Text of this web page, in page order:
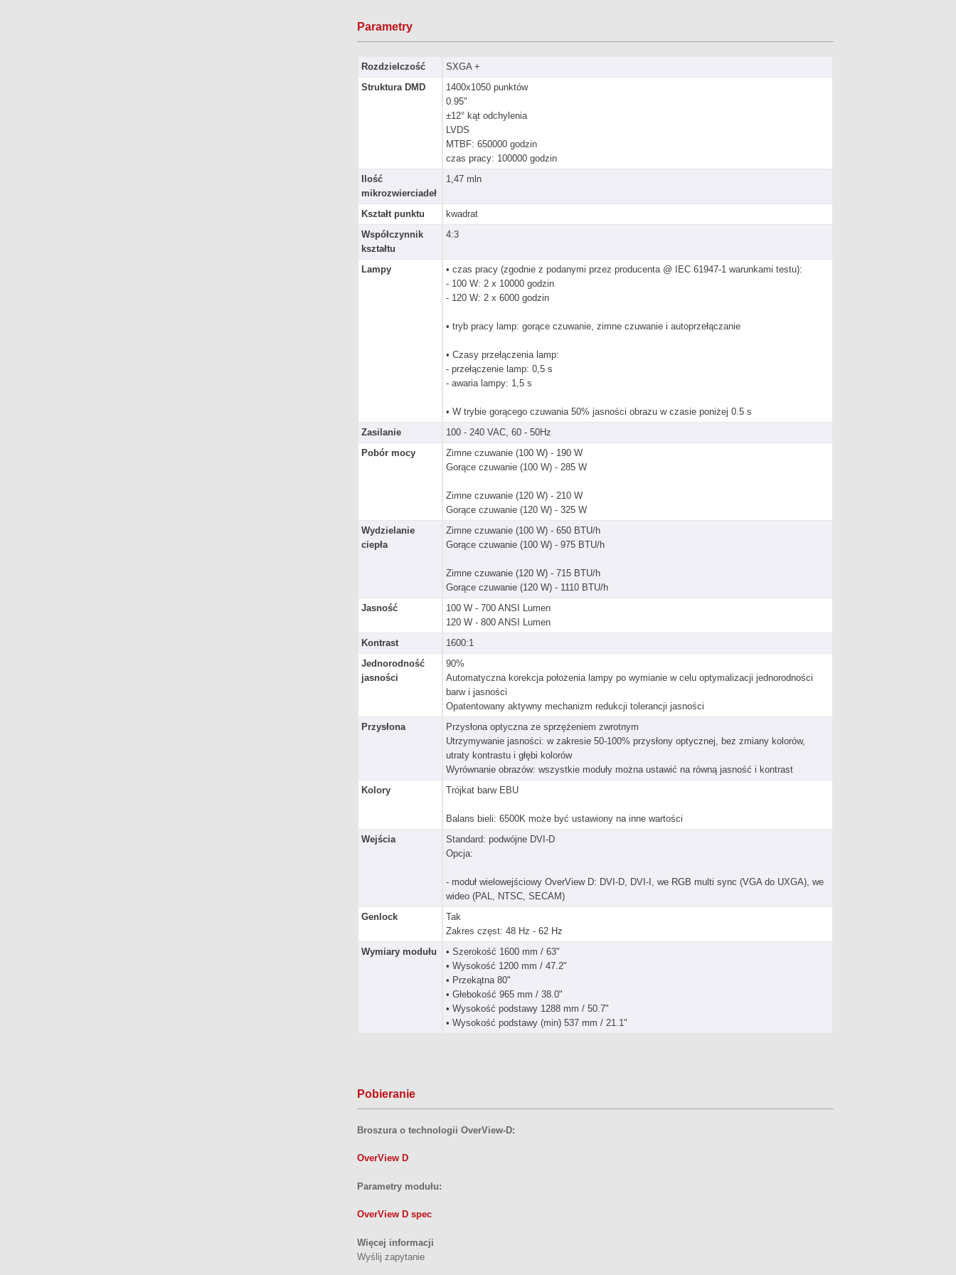
Parametry
Rozdzielczość
SXGA +
Struktura DMD
1400x1050 punktów
0.95"
±12° kąt odchylenia
LVDS
MTBF: 650000 godzin
czas pracy: 100000 godzin
Ilość
mikrozwierciadeł
1,47 mln
Kształt punktu
kwadrat
Współczynnik
kształtu
4:3
Lampy
• czas pracy (zgodnie z podanymi przez producenta @ IEC 61947-1 warunkami testu):
- 100 W: 2 x 10000 godzin
- 120 W: 2 x 6000 godzin
• tryb pracy lamp: gorące czuwanie, zimne czuwanie i autoprzełączanie
• Czasy przełączenia lamp:
- przełączenie lamp: 0,5 s
- awaria lampy: 1,5 s
• W trybie gorącego czuwania 50% jasności obrazu w czasie poniżej 0.5 s
Zasilanie
100 - 240 VAC, 60 - 50Hz
Pobór mocy
Zimne czuwanie (100 W) - 190 W
Gorące czuwanie (100 W) - 285 W
Zimne czuwanie (120 W) - 210 W
Gorące czuwanie (120 W) - 325 W
Wydzielanie
ciepła
Zimne czuwanie (100 W) - 650 BTU/h
Gorące czuwanie (100 W) - 975 BTU/h
Zimne czuwanie (120 W) - 715 BTU/h
Gorące czuwanie (120 W) - 1110 BTU/h
Jasność
100 W - 700 ANSI Lumen
120 W - 800 ANSI Lumen
Kontrast
1600:1
Jednorodność
jasności
90%
Automatyczna korekcja położenia lampy po wymianie w celu optymalizacji jednorodności
barw i jasności
Opatentowany aktywny mechanizm redukcji tolerancji jasności
Przysłona
Przysłona optyczna ze sprzężeniem zwrotnym
Utrzymywanie jasności: w zakresie 50-100% przysłony optycznej, bez zmiany kolorów,
utraty kontrastu i głębi kolorów
Wyrównanie obrazów: wszystkie moduły można ustawić na równą jasność i kontrast
Kolory
Trójkat barw EBU
Balans bieli: 6500K może być ustawiony na inne wartości
Wejścia
Standard: podwójne DVI-D
Opcja:
- moduł wielowejściowy OverView D: DVI-D, DVI-I, we RGB multi sync (VGA do UXGA), we
wideo (PAL, NTSC, SECAM)
Genlock
Tak
Zakres częst: 48 Hz - 62 Hz
Wymiary modułu
• Szerokość 1600 mm / 63"
• Wysokość 1200 mm / 47.2"
• Przekątna 80"
• Głebokość 965 mm / 38.0"
• Wysokość podstawy 1288 mm / 50.7"
• Wysokość podstawy (min) 537 mm / 21.1"
Pobieranie
Broszura o technologii OverView-D:
OverView D
Parametry modułu:
OverView D spec
Więcej informacji
Wyślij zapytanie